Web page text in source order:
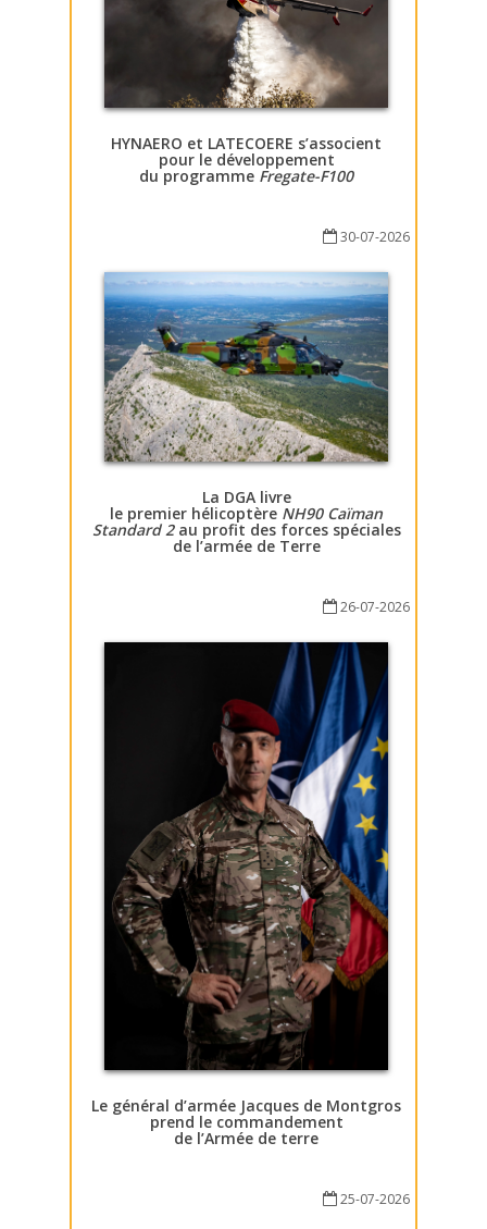
HYNAERO et LATECOERE s’associent
pour le développement
du programme Fregate-F100
30-07-2026
La DGA livre
le premier hélicoptère NH90 Caïman
Standard 2au profit des forces spéciales
de l’armée de Terre
26-07-2026
Le général d’armée Jacques de Montgros
prend le commandement
de l’Armée de terre
25-07-2026